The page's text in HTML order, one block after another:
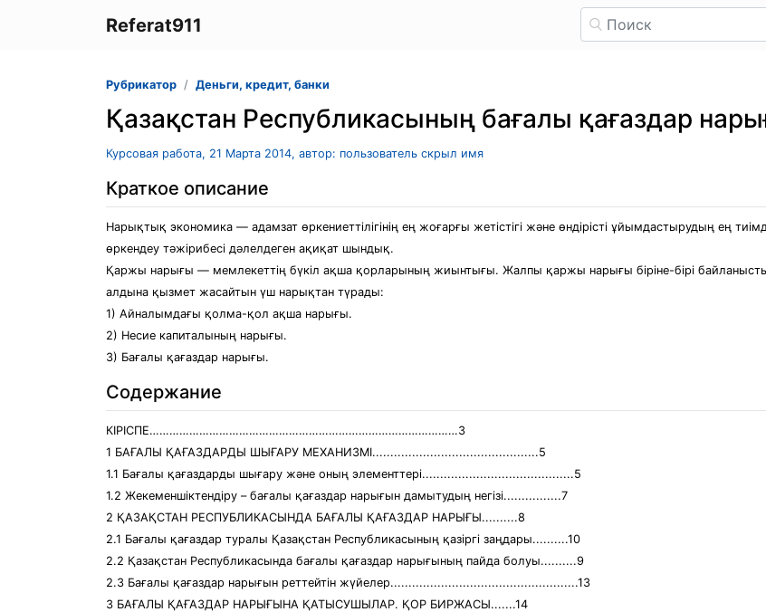
Referat911
Рубрикатор Деньги, кредит, банки
Қазақстан Республикасының бағалы қағаздар
Курсовая работа, 21 Марта 2014, автор: пользователь скрыл имя
Краткое описание
Нарықтық экономика — адамзат өркениеттілігінің ең жоғарғы жетістігі және өндірісті ұйымдастырудың ең тиімді
өркендеу тәжірибесі дәлелдеген ақиқат шындық.
Қаржы нарығы — мемлекеттің бүкіл ақша қорларының жиынтығы. Жалпы қаржы нарығы біріне-бірі
алдына қызмет жасайтын үш нарықтан түрады:
1) Айналымдағы қолма-қол ақша нарығы.
2) Несие капиталының нарығы.
3) Бағалы қағаздар нарығы.
Содержание
КІРІСПЕ…………………………………………………………………………………3
1 БАҒАЛЫ ҚАҒАЗДАРДЫ ШЫҒАРУ МЕХАНИЗМІ..............................................5
1.1 Бағалы қағаздарды шығару және оның элементтері..........................................5
1.2 Жекеменшіктендіру – бағалы қағаздар нарығын дамытудың негізі................7
2 ҚАЗАҚСТАН РЕСПУБЛИКАСЫНДА БАҒАЛЫ ҚАҒАЗДАР НАРЫҒЫ..........8
2.1 Бағалы қағаздар туралы Қазақстан Республикасының қазіргі заңдары..........10
2.2 Қазақстан Республикасында бағалы қағаздар нарығының пайда болуы..........9
2.3 Бағалы қағаздар нарығын реттейтін жүйелер....................................................13
3 БАҒАЛЫ ҚАҒАЗДАР НАРЫҒЫНА ҚАТЫСУШЫЛАР. ҚОР БИРЖАСЫ.......14